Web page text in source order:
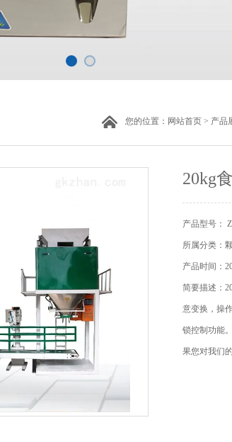
您的位置： 网站首页 > 产品
20kg
产品型号：
所属分类：
产品时间：
简要描述：
意变换，操
锁控制功能
果您对我们